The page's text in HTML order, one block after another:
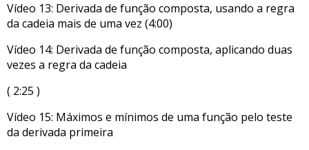
Vídeo 13: Derivada de função composta, usando a regra
da cadeia mais de uma vez (4:00)
Vídeo 14: Derivada de função composta, aplicando duas
vezes a regra da cadeia
( 2:25 )
Vídeo 15: Máximos e mínimos de uma função pelo teste
da derivada primeira